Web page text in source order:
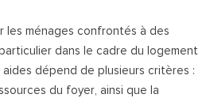
les ménages confrontés à des
dans le cadre du logement
dépend de plusieurs critères :
du foyer, ainsi que la